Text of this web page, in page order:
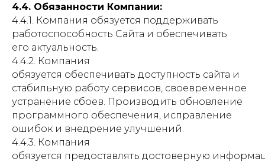
4.4. Обязанности Компании:
4.4.1. Компания обязуется поддерживать
работоспособность Сайта и обеспечивать
его актуальность.
4.4.2. Компания
обязуется обеспечивать доступность сайта и
стабильную работу сервисов, своевременное
устранение сбоев. Производить обновление
программного обеспечения, исправление
ошибок и внедрение улучшений.
4.4.3. Компания
обязуется предоставлять достоверную